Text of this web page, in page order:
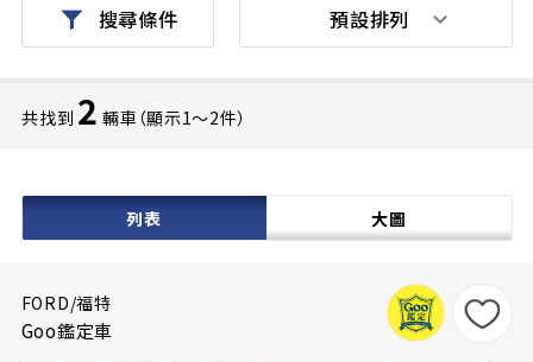
搜尋條件
共找到 2 輛車（顯示1〜2件）
列表 大圖
預設排列
FORD/福特
Goo鑑定車